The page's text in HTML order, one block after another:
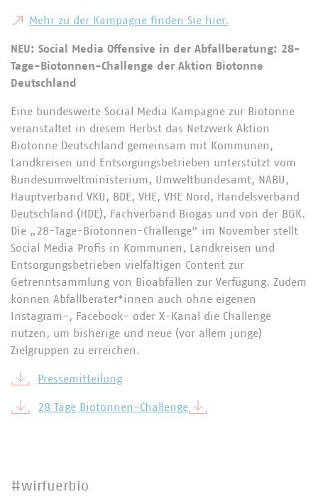
Mehr zu der Kampagne finden Sie hier.
NEU: Social Media Offensive in der Abfallberatung: 28-
Tage-Biotonnen-Challenge der Aktion Biotonne
Deutschland
Eine bundesweite Social Media Kampagne zur Biotonne
veranstaltet in diesem Herbst das Netzwerk Aktion
Biotonne Deutschland gemeinsam mit Kommunen,
Landkreisen und Entsorgungsbetrieben unterstützt vom
Bundesumweltministerium, Umweltbundesamt, NABU,
Hauptverband VKU, BDE, VHE, VHE Nord, Handelsverband
Deutschland (HDE), Fachverband Biogas und von der BGK.
Die „28-Tage-Biotonnen-Challenge“ im November stellt
Social Media Profis in Kommunen, Landkreisen und
Entsorgungsbetrieben vielfältigen Content zur
Getrenntsammlung von Bioabfällen zur Verfügung. Zudem
können Abfallberater*innen auch ohne eigenen
Instagram-, Facebook- oder X-Kanal die Challenge
nutzen, um bisherige und neue (vor allem junge)
Zielgruppen zu erreichen.
Pressemitteilung
28 Tage Biotonnen-Challenge
#wirfuerbio